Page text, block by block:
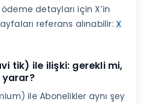
detayları için X’in
referans alınabilir: X
tik) ile ilişki: gerekli mi,
yarar?
ile Abonelikler aynı şey